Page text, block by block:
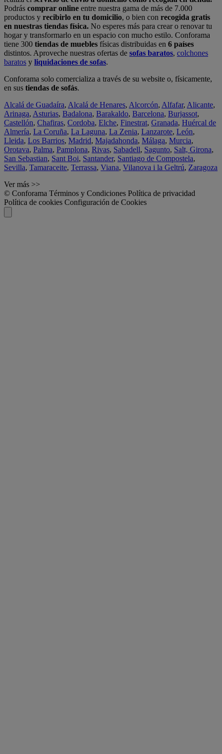
Podrás comprar online entre nuestra gama de más de 7.000
productos y recibirlo en tu domicilio, o bien con recogida gratis
en nuestras tiendas física. No esperes más para crear o renovar tu
hogar y transformarlo en un espacio con mucho estilo. Conforama
tiene 300 tiendas de muebles físicas distribuidas en 6 países
distintos. Aproveche nuestras ofertas de sofas baratos, colchones
baratos y liquidaciones de sofas.
Conforama solo comercializa a través de su website o, físicamente,
en sus tiendas de sofás.
Alcalá de Guadaíra, Alcalá de Henares, Alcorcón, Alfafar, Alicante,
Arinaga, Asturias, Badalona, Barakaldo, Barcelona, Burjassot,
Castellón, Chafiras, Cordoba, Elche, Finestrat, Granada, Huércal de
Almería, La Coruña, La Laguna, La Zenia, Lanzarote, León,
Lleida, Los Barrios, Madrid, Majadahonda, Málaga, Murcia,
Orotava, Palma, Pamplona, Rivas, Sabadell, Sagunto, Salt, Girona,
San Sebastian, Sant Boi, Santander, Santiago de Compostela,
Sevilla, Tamaraceite, Terrassa, Viana, Vilanova i la Geltrú, Zaragoza
Ver más >>
© Conforama Términos y Condiciones Política de privacidad
Política de cookies Configuración de Cookies